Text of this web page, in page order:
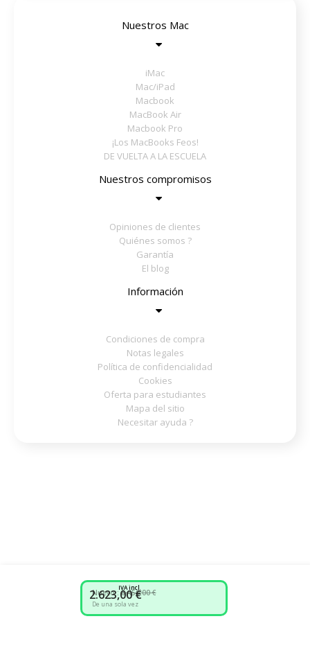
Nuevo :8.459,00 €
2.623,00 €
IVA incl.
De una sola vez
Nuestros Mac
iMac
Mac/iPad
Macbook
MacBook Air
Macbook Pro
¡Los MacBooks Feos!
DE VUELTA A LA ESCUELA
Nuestros compromisos
Opiniones de clientes
Quiénes somos ?
Garantía
El blog
Información
Condiciones de compra
Notas legales
Política de confidencialidad
Cookies
Oferta para estudiantes
Mapa del sitio
Necesitar ayuda ?